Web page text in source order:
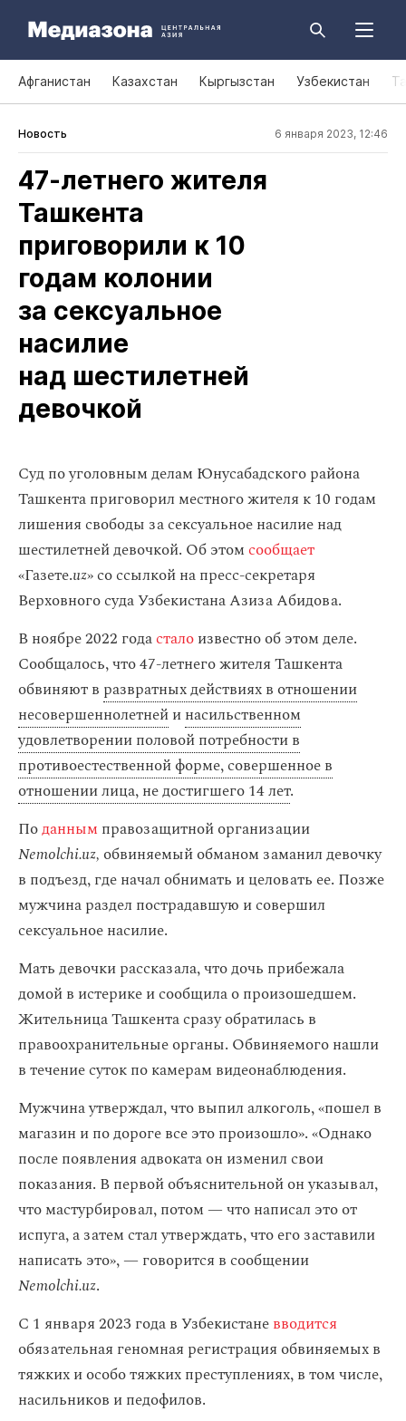
Афганистан Казахстан Кыргызстан Узбекистан
Новость 6 января 2023, 12:46
47‑летнего жителя
Ташкента
приговорили к 10
годам колонии
за сексуальное
насилие
над шестилетней
девочкой
Суд по уголовным делам Юнусабадского района
Ташкента приговорил местного жителя к 10 годам
лишения свободы за сексуальное насилие над
шестилетней девочкой. Об этомсообщает
«Газете.uz» со ссылкой на пресс-секретаря
Верховного суда Узбекистана Азиза Абидова.
В ноябре 2022 годасталоизвестно об этом деле.
Сообщалось, что 47-летнего жителя Ташкента
обвиняют в развратных действиях в отношении
несовершеннолетнейинасильственном
удовлетворении половой потребности в
противоестественной форме, совершенное в
отношении лица, не достигшего 14 лет.
Поданным правозащитной организации
Nemolchi.uz, обвиняемый обманом заманил девочку
в подъезд, где начал обнимать и целовать ее. Позже
мужчина раздел пострадавшую и совершил
сексуальное насилие.
Мать девочки рассказала, что дочь прибежала
домой в истерике и сообщила о произошедшем.
Жительница Ташкента сразу обратилась в
правоохранительные органы. Обвиняемого нашли
в течение суток по камерам видеонаблюдения.
Мужчина утверждал, что выпил алкоголь, «пошел в
магазин и по дороге все это произошло». «Однако
после появления адвоката он изменил свои
показания. В первой объяснительной он указывал,
что мастурбировал, потом — что написал это от
испуга, а затем стал утверждать, что его заставили
написать это», — говорится в сообщении
Nemolchi.uz.
С 1 января 2023 года в Узбекистаневводится
обязательная геномная регистрация обвиняемых в
тяжких и особо тяжких преступлениях, в том числе,
насильников и педофилов.